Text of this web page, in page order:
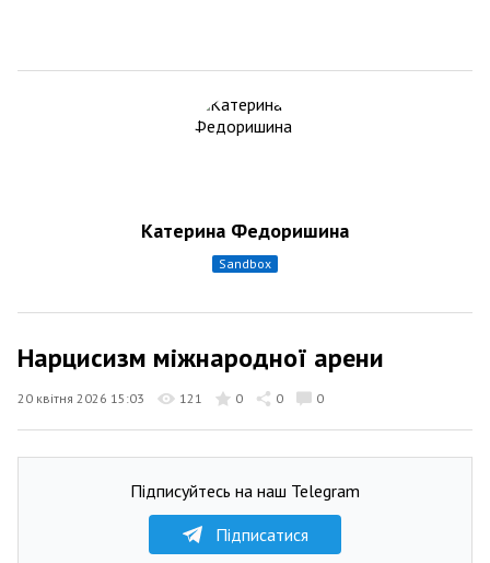
Катерина Федоришина
sandbox
Нарцисизм міжнародної арени
20 квітня 2026 15:03 121 0 0 0
Підписуйтесь на наш Telegram
Підписатися